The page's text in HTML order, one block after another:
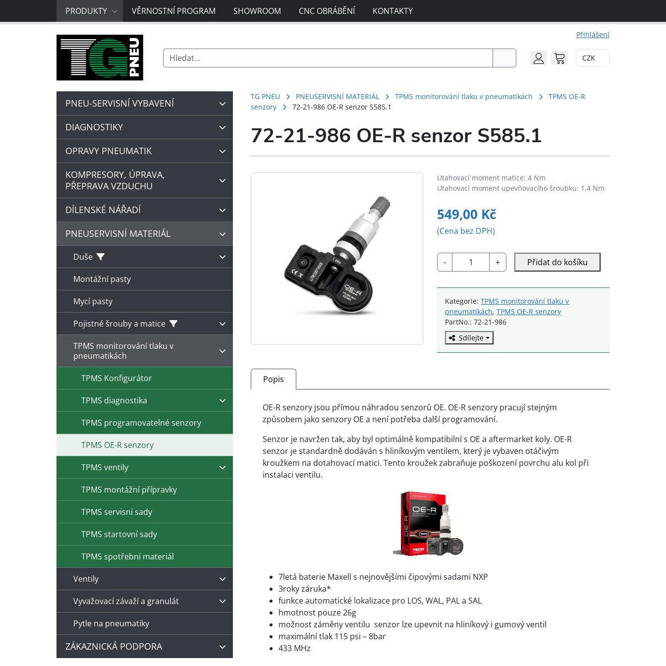
PRODUKTY VĚRNOSTNÍ PROGRAM SHOWROOM CNC OBRÁBĚNÍ KONTAKTY
CZK
Přihlášení
Search for:
Search
TG PNEU PNEUSERVISNÍ MATERIÁL TPMS monitorování tlaku v pneumatikách
TPMS OE-R
senzory
72-21-986 OE-R senzor S585.1
72-21-986 OE-R senzor S585.1
Utahovací moment matice: 4 Nm
Utahovací moment upevňovacího šroubku: 1,4 Nm
549,00 Kč
(Cena bez DPH)
-
72-
21-
senzor
S585.1
množství
+ Přidat do košíku
Kategorie:TPMS monitorování tlaku v
pneumatikách,TPMS OE-R senzory
PartNo.: 72-21-986
Sdílejte
Popis
OE-R senzory jsou přímou náhradou senzorů OE. OE-R senzory pracují stejným
způsobem jako senzory OE a není potřeba další programování.
Senzor je navržen tak, aby byl optimálně kompatibilní s OE a aftermarket koly. OE-R
senzor je standardně dodáván s hliníkovým ventilem, který je vybaven otáčivým
kroužkem na dotahovací matici. Tento kroužek zabraňuje poškození povrchu alu kol při
instalaci ventilu.
7letá baterie Maxell s nejnovějšími čipovými sadami NXP
3roky záruka*
funkce automatické lokalizace pro LOS, WAL, PAL a SAL
hmotnost pouze 26g
možnost záměny ventilu senzor lze upevnit na hliníkový i gumový ventil
maximální tlak 115 psi – 8bar
433 MHz
PNEU-SERVISNÍ VYBAVENÍ
DIAGNOSTIKY
OPRAVY PNEUMATIK
KOMPRESORY, ÚPRAVA,
PŘEPRAVA VZDUCHU
DÍLENSKÉ NÁŘADÍ
PNEUSERVISNÍ MATERIÁL
Duše
Montážní pasty
Mycí pasty
Pojistné šrouby a matice
TPMS monitorování tlaku v
pneumatikách
TPMS Konfigurátor
TPMS diagnostika
TPMS programovatelné senzory
TPMS OE-R senzory
TPMS ventily
TPMS montážní přípravky
TPMS servisní sady
TPMS startovní sady
TPMS spotřební materiál
Ventily
Vyvažovací závaží a granulát
Pytle na pneumatiky
ZÁKAZNICKÁ PODPORA